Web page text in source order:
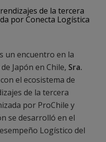
de la tercera
por Conecta Logística
un encuentro en la
Japón en Chile, Sra.
el ecosistema de
de la tercera
por ProChile y
se desarrolló en el
Logístico del